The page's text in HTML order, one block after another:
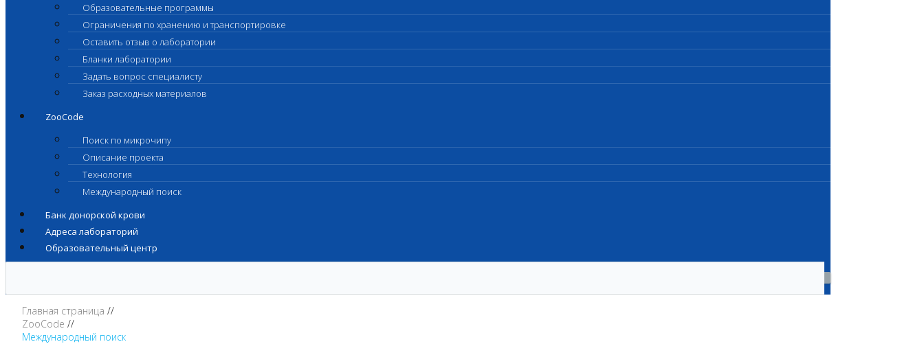
Образовательные программы
Ограничения по хранению и транспортировке
Оставить отзыв о лаборатории
Бланки лаборатории
Задать вопрос специалисту
Заказ расходных материалов
ZooCode
Поиск по микрочипу
Описание проекта
Технология
Международный поиск
Банк донорской крови
Адреса лабораторий
Образовательный центр
Главная страница
ZooCode
Международный поиск